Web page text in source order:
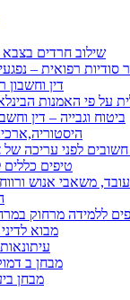
שילוב חרדים
סודיות רפואית – נפגעי
דין וחשבון רב
פי האמנות
ביטוח וגבייה – דין וחשבון
חשובים לפני עריכה
טיפים
טיפים ללמידה מרחוק
מבוא
מבחן ב
מבחן